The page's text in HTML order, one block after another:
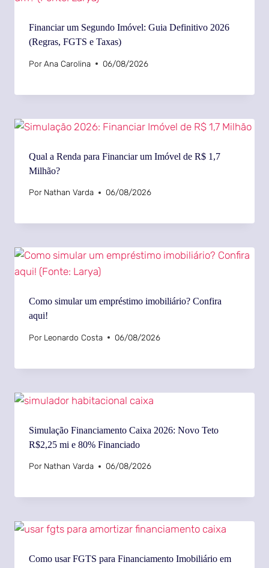
Financiar um Segundo Imóvel: Guia Definitivo 2026
(Regras, FGTS e Taxas)
PorAna Carolina 06/08/2026
Qual a Renda para Financiar um Imóvel de R$ 1,7
Milhão?
Por Nathan Varda 06/08/2026
Como simular um empréstimo imobiliário? Confira
aqui!
Por Leonardo Costa 06/08/2026
Simulação Financiamento Caixa 2026: Novo Teto
R$2,25 mi e 80% Financiado
Por Nathan Varda 06/08/2026
Como usar FGTS para Financiamento Imobiliário em